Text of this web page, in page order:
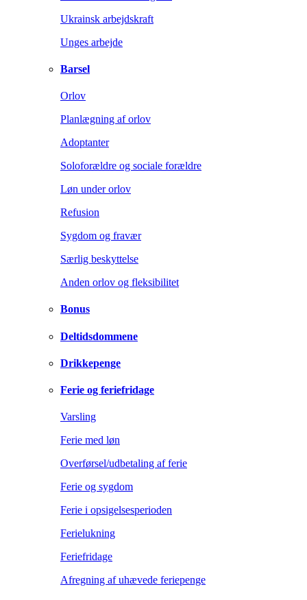
Ukrainsk arbejdskraft
Unges arbejde
Barsel
Orlov
Planlægning af orlov
Adoptanter
Soloforældre og sociale forældre
Løn under orlov
Refusion
Sygdom og fravær
Særlig beskyttelse
Anden orlov og fleksibilitet
Bonus
Deltidsdommene
Drikkepenge
Ferie og feriefridage
Varsling
Ferie med løn
Overførsel/udbetaling af ferie
Ferie og sygdom
Ferie i opsigelsesperioden
Ferielukning
Feriefridage
Afregning af uhævede feriepenge